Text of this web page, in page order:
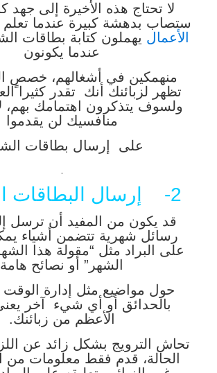
لا تحتاج هذه الأخيرة إلى جهد
ستصاب بدهشة كبيرة عندما
الأعمال يهملون كتابة بطاقات
عندما يكونون
منهمكين في أشغالهم، خصص
تظهر لزبائنك أنك تقدر كثيرا
ولسوف يتذكرون اهتمامك
منافسيك لن يقدموا
على إرسال بطاقات
.
2- إرسال البطاقات البريدية:
قد يكون من المفيد أن ترسل
رسائل شهرية تتضمن أشياء
على البراد مثل “مقولة هذا
الشهر” أو نصائح هامة
حول مواضيع مثل إدارة الوقت
بالحدائق أو أي شيء آخر
الأعظم من زبائنك.
تحاش الترويج بشكل زائد عن
الحالة، قدم فقط معلومات من